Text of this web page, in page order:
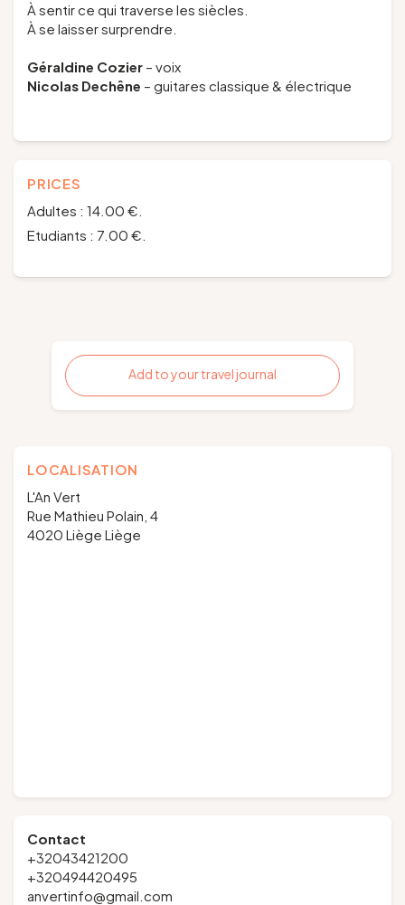
À sentir ce qui traverse les siècles.
À se laisser surprendre.
Géraldine Cozier – voix
Nicolas Dechêne – guitares classique & électrique
PRICES
Adultes : 14.00 €.
Etudiants : 7.00 €.
Add to your travel journal
LOCALISATION
L'An Vert
Rue Mathieu Polain, 4
4020 Liège Liège
Contact
+32043421200
+320494420495
anvertinfo@gmail.com